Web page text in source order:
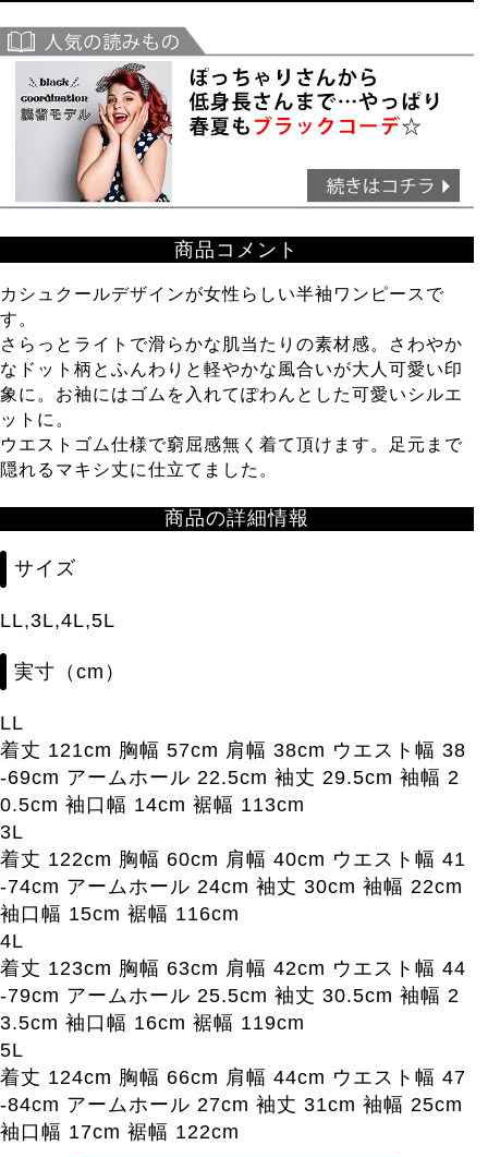
商品コメント
カシュクールデザインが女性らしい半袖ワンピースで
す。
さらっとライトで滑らかな肌当たりの素材感。さわやか
なドット柄とふんわりと軽やかな風合いが大人可愛い印
象に。お袖にはゴムを入れてぽわんとした可愛いシルエ
ットに。
ウエストゴム仕様で窮屈感無く着て頂けます。足元まで
隠れるマキシ丈に仕立てました。
商品の詳細情報
サイズ
LL,3L,4L,5L
実寸（cm）
LL
着丈 121cm 胸幅 57cm 肩幅 38cm ウエスト幅 38
-69cm アームホール 22.5cm 袖丈 29.5cm 袖幅 2
0.5cm 袖口幅 14cm 裾幅 113cm
3L
着丈 122cm 胸幅 60cm 肩幅 40cm ウエスト幅 41
-74cm アームホール 24cm 袖丈 30cm 袖幅 22cm
袖口幅 15cm 裾幅 116cm
4L
着丈 123cm 胸幅 63cm 肩幅 42cm ウエスト幅 44
-79cm アームホール 25.5cm 袖丈 30.5cm 袖幅 2
3.5cm 袖口幅 16cm 裾幅 119cm
5L
着丈 124cm 胸幅 66cm 肩幅 44cm ウエスト幅 47
-84cm アームホール 27cm 袖丈 31cm 袖幅 25cm
袖口幅 17cm 裾幅 122cm